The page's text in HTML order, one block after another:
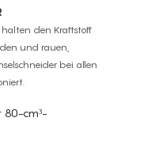
halten den Kraftstoff
und rauen,
bei allen